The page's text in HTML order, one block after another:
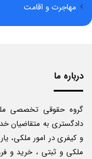
مهاجرت و اقامت
درباره ما
گروه حقوقی تخصصی
دادگستری به متقاضیان
و کیفری در امور ملکی،
ملکی و ثبتی ، خرید و